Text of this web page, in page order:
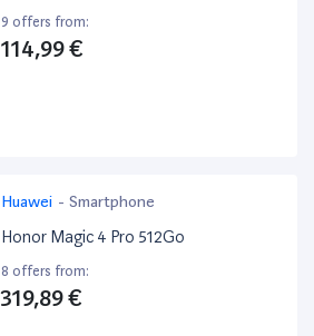
9 offers from:
114,99 €
Huawei - Smartphone
Honor Magic 4 Pro 512Go
8 offers from:
319,89 €